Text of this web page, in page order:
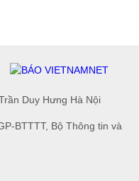
Duy Hưng Hà Nội
BTTTT, Bộ Thông tin và